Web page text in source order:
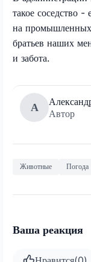
такое соседство
на промышленных
братьев наших
и забота.
А
Автор
Животные Погода
Ваша реакция